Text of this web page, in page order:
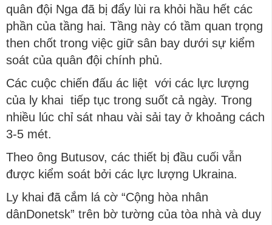
quân đội Nga đã bị đẩy lùi ra khỏi hầu hết các
phần của tầng hai. Tầng này có tầm quan trọng
then chốt trong việc giữ sân bay dưới sự kiểm
soát của quân đội chính phủ.
Các cuộc chiến đấu ác liệt với các lực lượng
của ly khai tiếp tục trong suốt cả ngày. Trong
nhiều lúc chỉ sát nhau vài sải tay ở khoảng cách
3-5 mét.
Theo ông Butusov, các thiết bị đầu cuối vẫn
được kiểm soát bởi các lực lượng Ukraina.
Ly khai đã cắm lá cờ “Cộng hòa nhân
dânDonetsk” trên bờ tường của tòa nhà và duy